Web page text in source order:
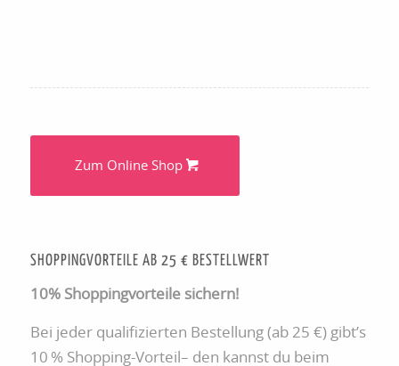
Zum Online Shop
SHOPPINGVORTEILE AB 25 € BESTELLWERT
10% Shoppingvorteile sichern!
Bei jeder qualifizierten Bestellung (ab 25 €) gibt’s
10 % Shopping-Vorteil– den kannst du beim